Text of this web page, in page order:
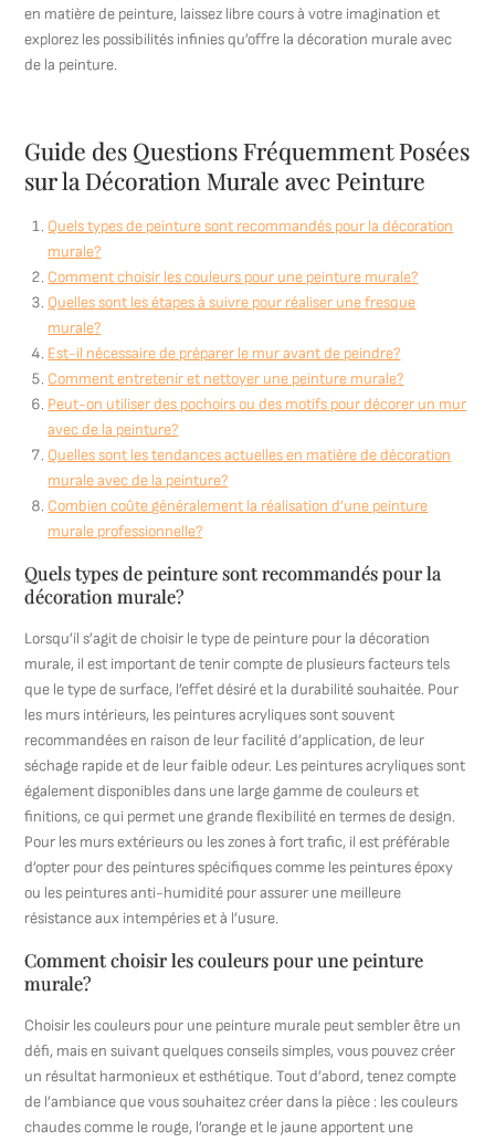
en matière de peinture, laissez libre cours à votre imagination et
explorez les possibilités infinies qu’offre la décoration murale avec
de la peinture.
Guide des Questions Fréquemment Posées
sur la Décoration Murale avec Peinture
Quels types de peinture sont recommandés pour la décoration
murale?
Comment choisir les couleurs pour une peinture murale?
Quelles sont les étapes à suivre pour réaliser une fresque
murale?
Est-il nécessaire de préparer le mur avant de peindre?
Comment entretenir et nettoyer une peinture murale?
Peut-on utiliser des pochoirs ou des motifs pour décorer un mur
avec de la peinture?
Quelles sont les tendances actuelles en matière de décoration
murale avec de la peinture?
Combien coûte généralement la réalisation d’une peinture
murale professionnelle?
Quels types de peinture sont recommandés pour la
décoration murale?
Lorsqu’il s’agit de choisir le type de peinture pour la décoration
murale, il est important de tenir compte de plusieurs facteurs tels
que le type de surface, l’effet désiré et la durabilité souhaitée. Pour
les murs intérieurs, les peintures acryliques sont souvent
recommandées en raison de leur facilité d’application, de leur
séchage rapide et de leur faible odeur. Les peintures acryliques sont
également disponibles dans une large gamme de couleurs et
finitions, ce qui permet une grande flexibilité en termes de design.
Pour les murs extérieurs ou les zones à fort trafic, il est préférable
d’opter pour des peintures spécifiques comme les peintures époxy
ou les peintures anti-humidité pour assurer une meilleure
résistance aux intempéries et à l’usure.
Comment choisir les couleurs pour une peinture
murale?
Choisir les couleurs pour une peinture murale peut sembler être un
défi, mais en suivant quelques conseils simples, vous pouvez créer
un résultat harmonieux et esthétique. Tout d’abord, tenez compte
de l’ambiance que vous souhaitez créer dans la pièce : les couleurs
chaudes comme le rouge, l’orange et le jaune apportent une